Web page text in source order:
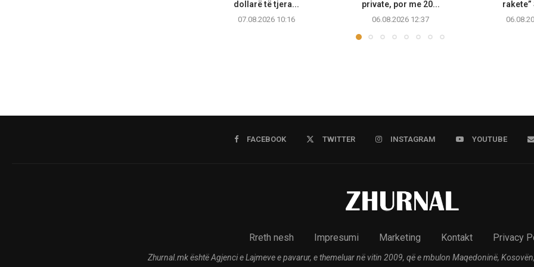
dollarë të tjera...
07.08.2026 10:16
private, por me 20...
06.08.2026 12:37
rakete”
FACEBOOK TWITTER INSTAGRAM YOUTUBE
Rreth nesh Impresumi Marketing Kontakt Privacy
Zhurnal.mk është Agjenci e Lajmeve e pavarur, e themeluar në vitin 2009, që e mbulon Maqedoninë,